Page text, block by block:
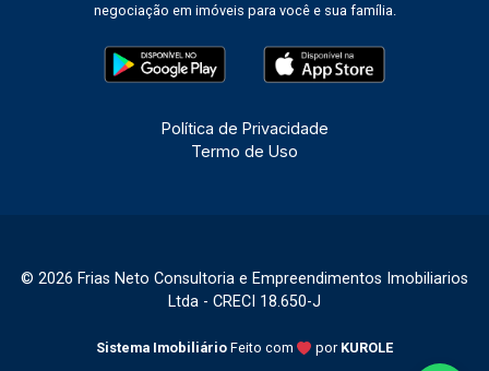
negociação em imóveis para você e sua família.
Política de Privacidade
Termo de Uso
© 2026 Frias Neto Consultoria e Empreendimentos Imobiliarios
Ltda - CRECI 18.650-J
Sistema Imobiliário Feito com por KUROLE